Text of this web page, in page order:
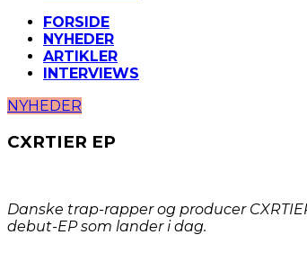
FORSIDE
NYHEDER
ARTIKLER
INTERVIEWS
NYHEDER
CXRTIER EP
Danske trap-rapper og producer
debut-EP som lander i dag.